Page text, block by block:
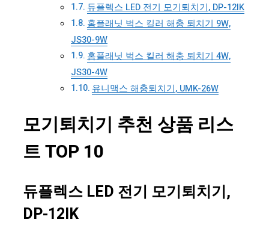
듀플렉스 LED 전기 모기퇴치기, DP-12IK
홈플래닛 벅스 킬러 해충 퇴치기 9W,
JS30-9W
홈플래닛 벅스 킬러 해충 퇴치기 4W,
JS30-4W
유니맥스 해충퇴치기, UMK-26W
모기퇴치기 추천 상품 리스
트 TOP 10
듀플렉스 LED 전기 모기퇴치기,
DP-12IK